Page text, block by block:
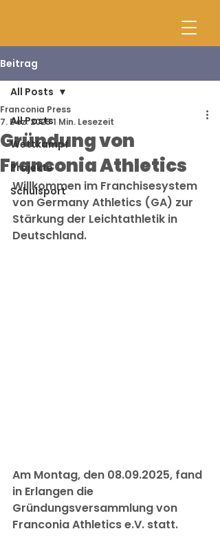
Beitrag
All Posts
Wettkampf
Projekte
Schulsport
All Posts
Gründung von
Franconia Athletics
Franconia Press
7. Dez. 20251 Min. Lesezeit
Willkommen im Franchisesystem
von Germany Athletics (GA) zur
Stärkung der Leichtathletik in
Deutschland.
Am Montag, den 08.09.2025, fand
in Erlangen die
Gründungsversammlung von
Franconia Athletics e.V. statt.